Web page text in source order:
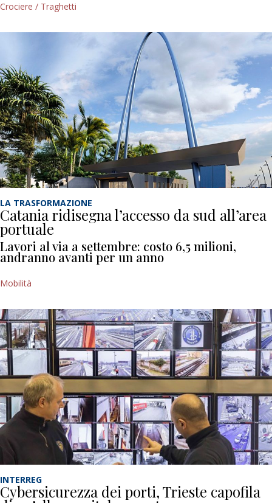
Crociere / Traghetti
LA TRASFORMAZIONE
Catania ridisegna l’accesso da sud all’area
portuale
Lavori al via a settembre: costo 6,5 milioni,
andranno avanti per un anno
Mobilità
INTERREG
Cybersicurezza dei porti, Trieste capofila